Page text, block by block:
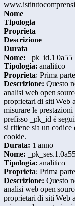
Nome
Tipologia
Proprieta
Descrizione
Durata
Nome: _pk_id.1.0a55
Tipologia: analitico
Proprieta: Prima parte
Descrizione: Questo
analisi web open
proprietari di siti Web
misurare le
prefisso _pk_id è
si ritiene sia un
cookie.
Durata: 1 anno
Nome: _pk_ses.1.0a55
Tipologia: analitico
Proprieta: Prima parte
Descrizione: Questo
analisi web open
proprietari di siti Web